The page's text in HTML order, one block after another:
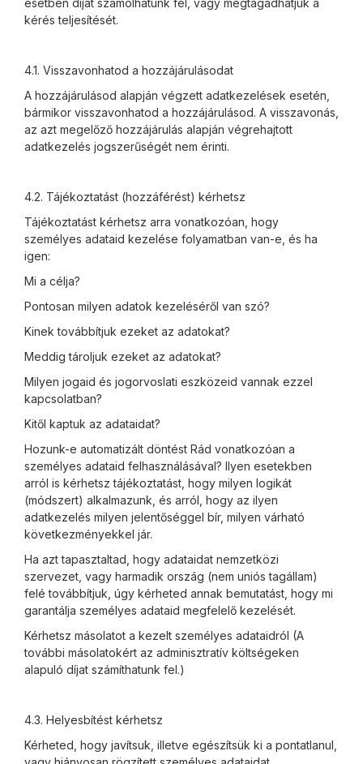
esetben díjat számolhatunk fel, vagy megtagadhatjuk a
kérés teljesítését.
4.1. Visszavonhatod a hozzájárulásodat
A hozzájárulásod alapján végzett adatkezelések esetén,
bármikor visszavonhatod a hozzájárulásod. A visszavonás,
az azt megelőző hozzájárulás alapján végrehajtott
adatkezelés jogszerűségét nem érinti.
4.2. Tájékoztatást (hozzáférést) kérhetsz
Tájékoztatást kérhetsz arra vonatkozóan, hogy
személyes adataid kezelése folyamatban van-e, és ha
igen:
Mi a célja?
Pontosan milyen adatok kezeléséről van szó?
Kinek továbbítjuk ezeket az adatokat?
Meddig tároljuk ezeket az adatokat?
Milyen jogaid és jogorvoslati eszközeid vannak ezzel
kapcsolatban?
Kitől kaptuk az adataidat?
Hozunk-e automatizált döntést Rád vonatkozóan a
személyes adataid felhasználásával? Ilyen esetekben
arról is kérhetsz tájékoztatást, hogy milyen logikát
(módszert) alkalmazunk, és arról, hogy az ilyen
adatkezelés milyen jelentőséggel bír, milyen várható
következményekkel jár.
Ha azt tapasztaltad, hogy adataidat nemzetközi
szervezet, vagy harmadik ország (nem uniós tagállam)
felé továbbítjuk, úgy kérheted annak bemutatást, hogy mi
garantálja személyes adataid megfelelő kezelését.
Kérhetsz másolatot a kezelt személyes adataidról (A
további másolatokért az adminisztratív költségeken
alapuló díjat számíthatunk fel.)
4.3. Helyesbítést kérhetsz
Kérheted, hogy javítsuk, illetve egészítsük ki a pontatlanul,